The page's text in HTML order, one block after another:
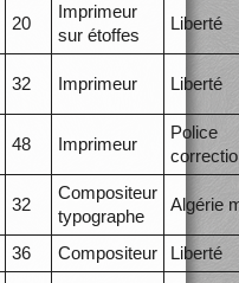
20
Imprimeur
sur étoffes
Liberté
32 Imprimeur Liberté
48 Imprimeur
Police
32
Compositeur
typographe
Algérie
36 Compositeur
Liberté